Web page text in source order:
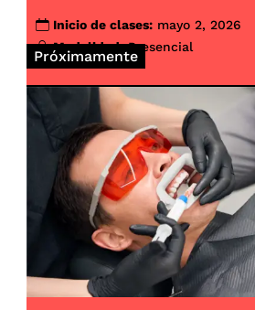
Próximamente
Inicio de clases: mayo 2, 2026
Modalidad: Presencial